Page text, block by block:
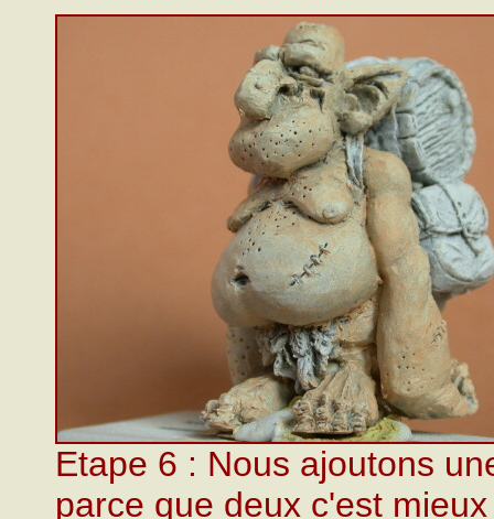
Etape 6 : Nous ajoutons
parce que deux c'est